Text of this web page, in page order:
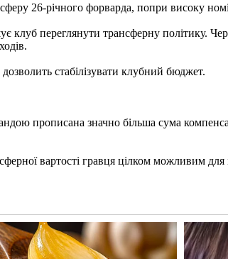
26-річного форварда, попри високу
клуб переглянути трансферну політику.
стабілізувати клубний бюджет.
прописана значно більша сума
вартості гравця цілком можливим для